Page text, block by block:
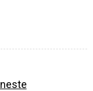
neste